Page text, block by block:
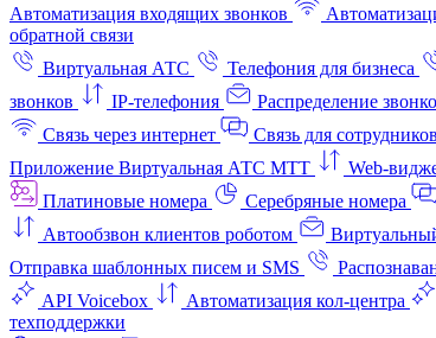
Автоматизация входящих звонков
обратной связи
Виртуальная АТС
Телефония для бизнеса
звонков
IP-телефония Распределение
Связь через интернет
Связь для
Приложение Виртуальная АТС МТТ
Web-
Платиновые номера
Серебряные номера
Автообзвон клиентов роботом
Отправка шаблонных писем и SMS
API Voicebox
Автоматизация кол‑центра
техподдержки